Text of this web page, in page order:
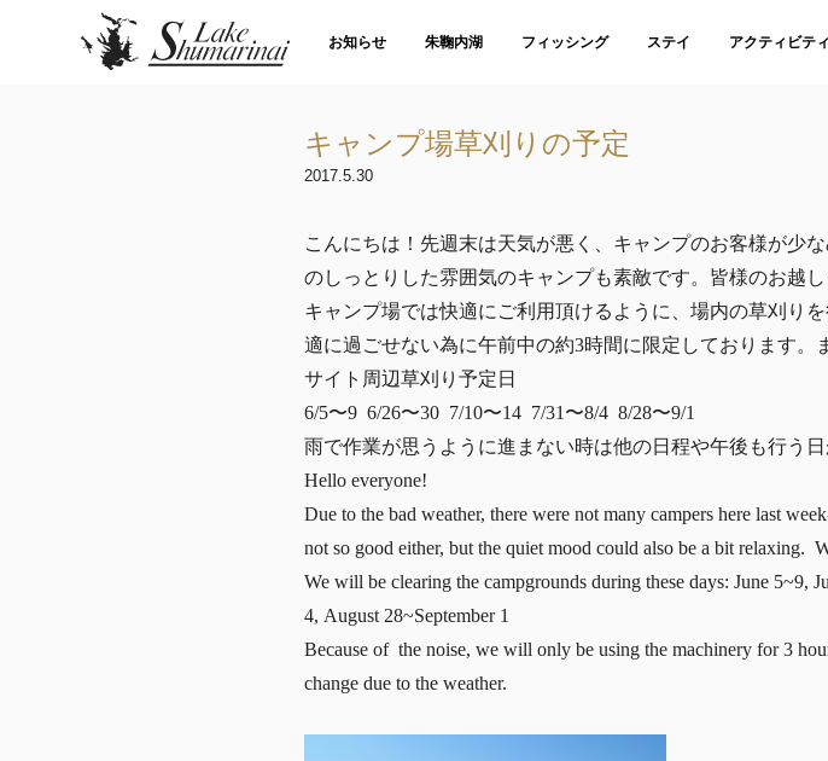
お知らせ 朱鞠内湖 フィッシング ステイ アクティビティ
キャンプ場草刈りの予定
2017.5.30
こんにちは！先週末は天気が悪く、キャンプのお客様が少
のしっとりした雰囲気のキャンプも素敵です。皆様のお越し
キャンプ場では快適にご利用頂けるように、場内の草刈り
適に過ごせない為に午前中の約3時間に限定しております。
サイト周辺草刈り予定日
6/5〜9 6/26〜30 7/10〜14 7/31〜8/4 8/28〜9/1
雨で作業が思うように進まない時は他の日程や午後も行う
Hello everyone!
Due to the bad weather, there were not many campers here last
not so good either, but the quiet mood could also be a bit relaxing.
We will be clearing the campgrounds during these days: June 5~9,
4, August 28~September 1
Because of the noise, we will only be using the machinery for 3
change due to the weather.